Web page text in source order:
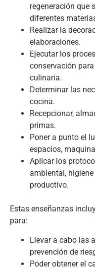
regeneración que
diferentes
Realizar la
elaboraciones.
Ejecutar los
conservación
culinaria.
Determinar las
cocina.
Recepcionar,
primas.
Poner a punto el
espacios,
Aplicar los
ambiental,
productivo.
Estas enseñanzas
para:
Llevar a cabo las
prevención de
Poder obtener el